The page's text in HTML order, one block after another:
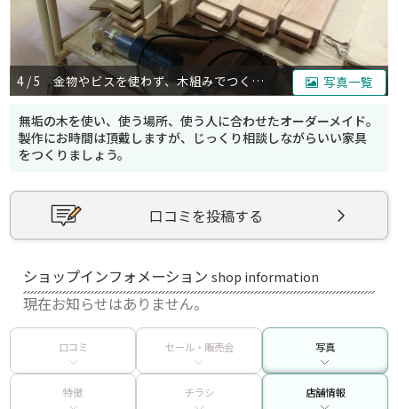
4 / 5 金物やビスを使わず、木組みでつくります。丈夫です。 写真一覧
無垢の木を使い、使う場所、使う人に合わせたオーダーメイド。
製作にお時間は頂戴しますが、じっくり相談しながらいい家具
をつくりましょう。
口コミを投稿する
ショップインフォメーションshop information
現在お知らせはありません。
口コミ セール・販売会 写真
特徴 チラシ 店舗情報